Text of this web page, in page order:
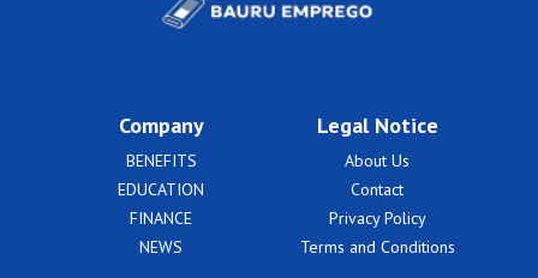
Company
BENEFITS
EDUCATION
FINANCE
NEWS
Legal Notice
About Us
Contact
Privacy Policy
Terms and Conditions